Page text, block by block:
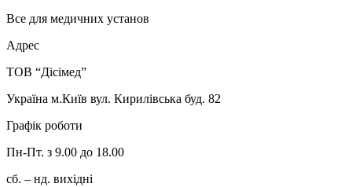
Все для медичних установ
Адрес
ТОВ “Дісімед”
Україна м.Київ вул. Кирилівська буд. 82
Графік роботи
Пн-Пт. з 9.00 до 18.00
сб. – нд. вихідні